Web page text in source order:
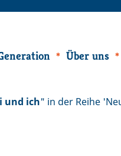
Über uns
und ich" in der Reihe